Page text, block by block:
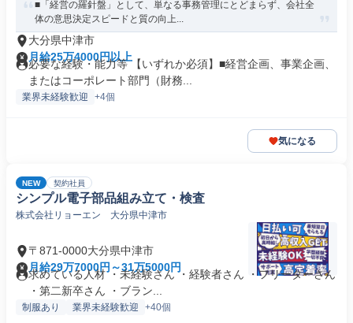
■「経営の羅針盤」として、単なる事務管理にとどまらず、会社全
体の意思決定スピードと質の向上...
大分県中津市
月給25万4000円以上
必要な経験・能力等 【いずれか必須】■経営企画、事業企画、
またはコーポレート部門（財務...
業界未経験歓迎 +4個
気になる
NEW 契約社員
シンプル電子部品組み立て・検査
株式会社リョーエン 大分県中津市
〒871-0000大分県中津市
月給29万7000円～31万5000円
求めている人材 ・未経験さん ・経験者さん ・フリーターさん
・第二新卒さん ・ブラン...
制服あり 業界未経験歓迎 +40個